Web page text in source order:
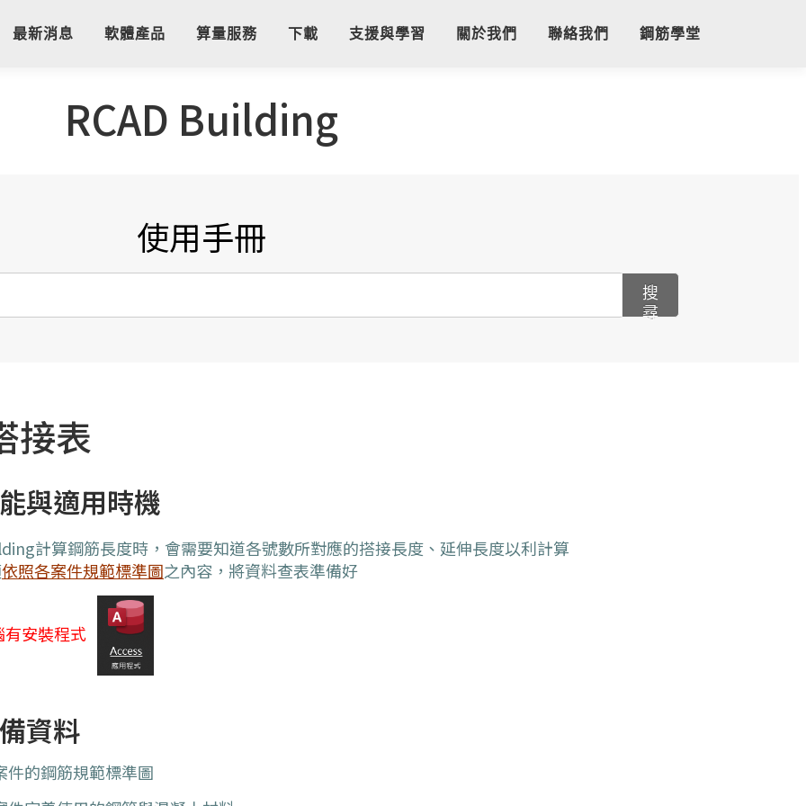
最新消息 軟體產品 算量服務 下載 支援與學習 關於我們 聯絡我們 鋼筋學堂
RCAD Building
使用手冊
搜
尋
接表
與適用時機
計算鋼筋長度時，會需要知道各號數所對應的搭接長度、延伸長度以利計算
依照各案件規範標準圖之內容，將資料查表準備好
安裝程式
資料
的鋼筋規範標準圖